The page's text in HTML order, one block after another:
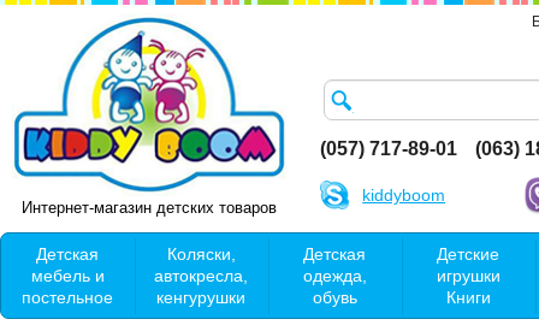
Интернет-магазин детских товаров
(057) 717-89-01 (063)
kiddyboom
Детская
мебель и
постельное
Коляски,
автокресла,
кенгурушки
Детская
одежда,
обувь
Детские
игрушки
Книги